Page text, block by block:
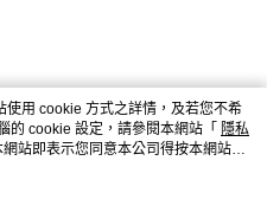
用 cookie 方式之詳情，及若您不希
的 cookie 設定，請參閱本網站「 隱私
站即表示您同意本公司得按本網站使